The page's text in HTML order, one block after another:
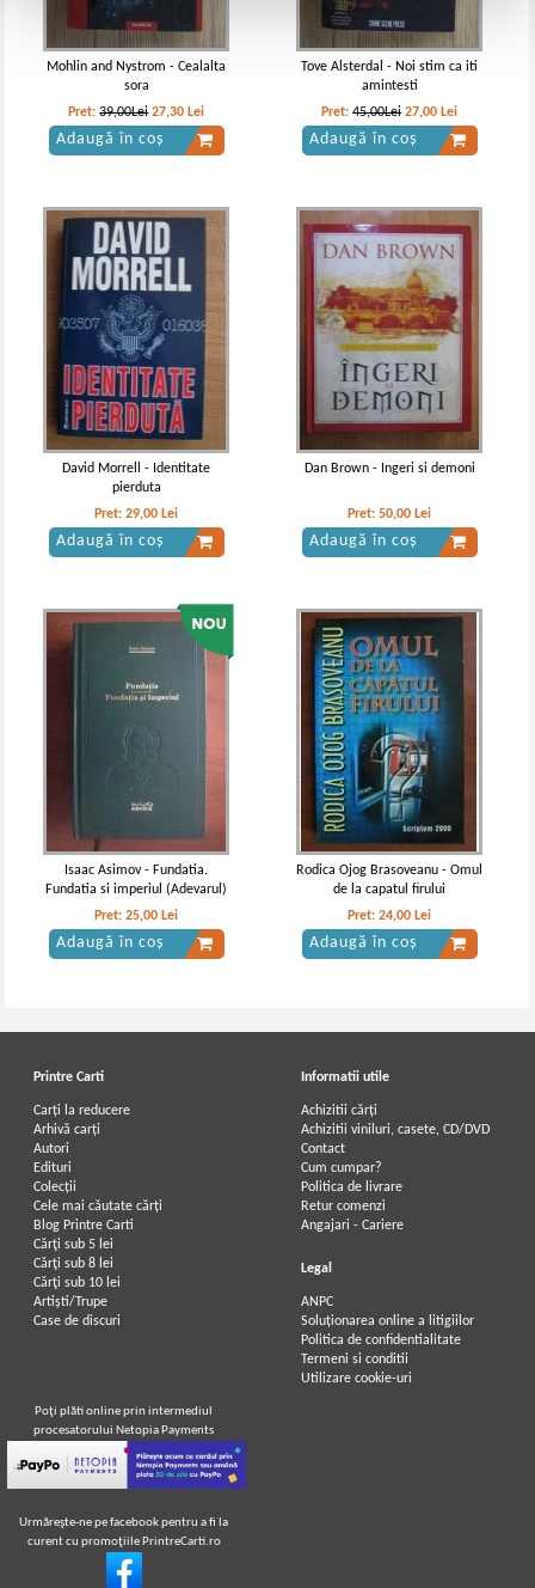
Mohlin and Nystrom - Cealalta
sora
Pret:39,00Lei 27,30 Lei
Adaugă în coș
Tove Alsterdal - Noi stim ca iti
amintesti
Pret:45,00Lei 27,00 Lei
Adaugă în coș
David Morrell - Identitate
pierduta
Pret:29,00 Lei
Adaugă în coș
Dan Brown - Ingeri si demoni
Pret:50,00 Lei
Adaugă în coș
Isaac Asimov - Fundatia.
Fundatia si imperiul (Adevarul)
Pret:25,00 Lei
Adaugă în coș
Rodica Ojog Brasoveanu - Omul
de la capatul firului
Pret:24,00 Lei
Adaugă în coș
Printre Carti
Carți la reducere
Arhivă carți
Autori
Edituri
Colecții
Cele mai căutate cărți
Blog Printre Carti
Cărţi sub 5 lei
Cărţi sub 8 lei
Cărţi sub 10 lei
Artiști/Trupe
Case de discuri
Informatii utile
Achizitii cărți
Achizitii viniluri, casete, CD/DVD
Contact
Cum cumpar?
Politica de livrare
Retur comenzi
Angajari - Cariere
Legal
ANPC
Soluționarea online a litigiilor
Politica de confidentialitate
Termeni si conditii
Utilizare cookie-uri
Poţi plăti online prin intermediul
procesatorului Netopia Payments
Urmăreşte-ne pe facebook pentru a fi la
curent cu promoţiile PrintreCarti.ro